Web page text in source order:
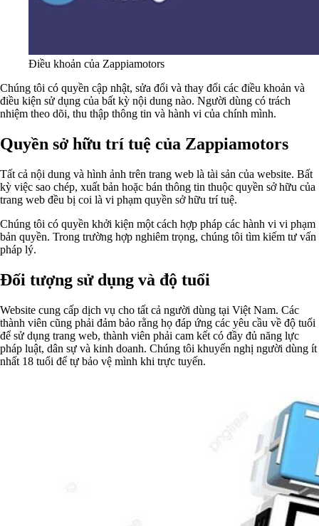
Điều khoản của Zappiamotors
Chúng tôi có quyền cập nhật, sửa đổi và thay đổi các điều khoản và
điều kiện sử dụng của bất kỳ nội dung nào. Người dùng có trách
nhiệm theo dõi, thu thập thông tin và hành vi của chính mình.
Quyền sở hữu trí tuệ của Zappiamotors
Tất cả nội dung và hình ảnh trên trang web là tài sản của website. Bất
kỳ việc sao chép, xuất bản hoặc bán thông tin thuộc quyền sở hữu của
trang web đều bị coi là vi phạm quyền sở hữu trí tuệ.
Chúng tôi có quyền khởi kiện một cách hợp pháp các hành vi vi phạm
bản quyền. Trong trường hợp nghiêm trọng, chúng tôi tìm kiếm tư vấn
pháp lý.
Đối tượng sử dụng và độ tuổi
Website cung cấp dịch vụ cho tất cả người dùng tại Việt Nam. Các
thành viên cũng phải đảm bảo rằng họ đáp ứng các yêu cầu về độ tuổi
để sử dụng trang web, thành viên phải cam kết có đầy đủ năng lực
pháp luật, dân sự và kinh doanh. Chúng tôi khuyến nghị người dùng ít
nhất 18 tuổi để tự bảo vệ mình khi trực tuyến.